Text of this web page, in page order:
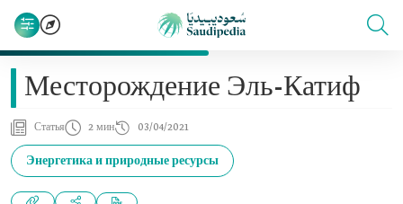
Месторождение Эль-Катиф
Статья 2 мин 03/04/2021
Энергетика и природные ресурсы